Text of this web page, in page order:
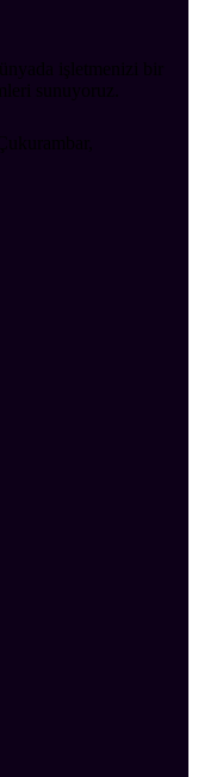
işletmenizi bir
sunuyoruz.